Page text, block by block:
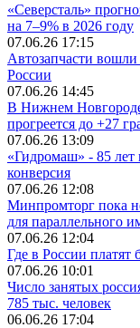
«Северсталь»
на 7–9% в 2026 году
07.06.26 17:15
Автозапчасти
России
07.06.26 14:45
В Нижнем
прогреется до +27
07.06.26 13:09
«Гидромаш» - 85
конверсия
07.06.26 12:08
Минпромторг пока
для параллельного
07.06.26 12:04
Где в России платят
07.06.26 10:01
Число занятых
785 тыс. человек
06.06.26 17:04